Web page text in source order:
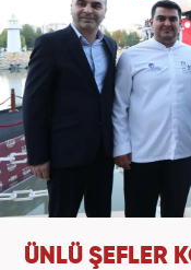
ÜNLÜ ŞEFLER